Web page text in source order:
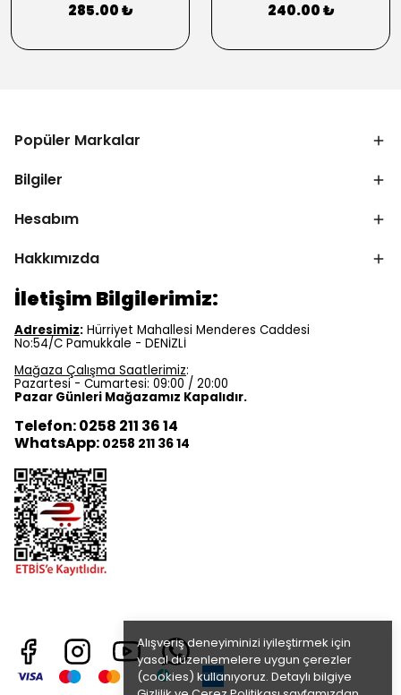
Alışveriş deneyiminizi iyileştirmek için
yasal düzenlemelere uygun çerezler
(cookies) kullanıyoruz. Detaylı bilgiye
285.00 ₺ 240.00 ₺
Popüler Markalar
Bilgiler
Hesabım
Hakkımızda
İletişim Bilgilerimiz:
Adresimiz: Hürriyet Mahallesi Menderes Caddesi
No:54/C Pamukkale - DENİZLİ
Mağaza Çalışma Saatlerimiz:
Pazartesi - Cumartesi: 09:00 / 20:00
Pazar Günleri Mağazamız Kapalıdır.
Telefon: 0258 211 36 14
WhatsApp: 0258 211 36 14